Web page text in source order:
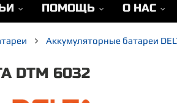
ПОМОЩЬ О НАС
Аккумуляторные батареи
DTM 6032